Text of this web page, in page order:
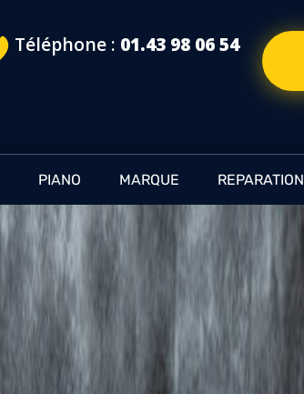
Téléphone : 01.43 98 06 54
PIANO MARQUE REPARATION